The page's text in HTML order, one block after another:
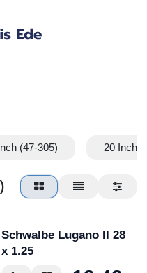
(47-305) 20 Inch
Schwalbe Lugano II 28
x 1.25